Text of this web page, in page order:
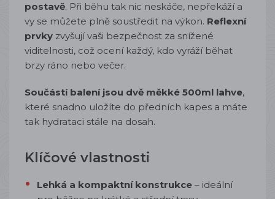
postavě. Při běhu tak nic neskáče, nepřekáží a
vy se můžete plně soustředit na výkon. Reflexní
prvky zvyšují vaši bezpečnost za snížené
viditelnosti, což ocení každý, kdo vyráží běhat
brzy ráno nebo večer.
Součástí balení jsou dvě měkké 500ml lahve,
které snadno uložíte do předních kapes a máte
tak hydrataci stále na dosah.
Klíčové vlastnosti
Lehká a kompaktní konstrukce – ideální